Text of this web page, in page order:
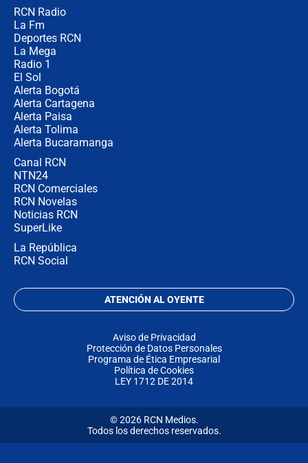
RCN Radio
La Fm
Deportes RCN
La Mega
Radio 1
El Sol
Alerta Bogotá
Alerta Cartagena
Alerta Paisa
Alerta Tolima
Alerta Bucaramanga
Canal RCN
NTN24
RCN Comerciales
RCN Novelas
Noticias RCN
SuperLike
La República
RCN Social
ATENCIÓN AL OYENTE
Aviso de Privacidad
Protección de Datos Personales
Programa de Ética Empresarial
Política de Cookies
LEY 1712 DE 2014
© 2026 RCN Medios.
Todos los derechos reservados.